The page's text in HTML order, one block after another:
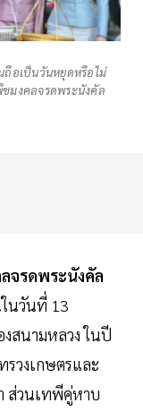
ถือเป็นวันหยุดหรือไม่
มงคลจรดพระนังคัล
จรดพระนังคัล
นวันที่ 13
นามหลวง ในปี
วงเกษตรและ
ส่วนเทพีคู่หาบ